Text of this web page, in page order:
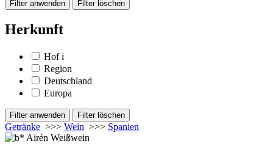
Herkunft
Hof i
Region
Deutschland
Europa
Getränke >>> Wein >>> Spanien